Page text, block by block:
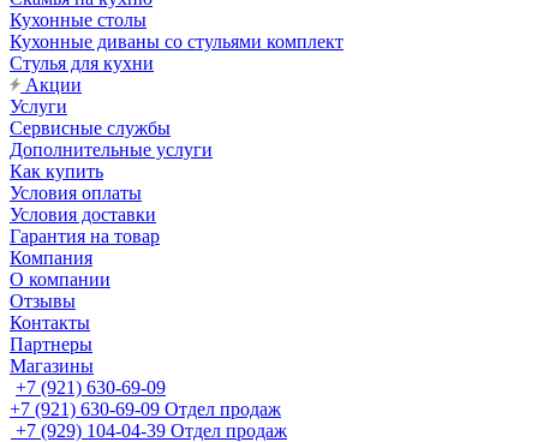
Кухонные столы
Кухонные диваны со стульями комплект
Стулья для кухни
Акции
Услуги
Сервисные службы
Дополнительные услуги
Как купить
Условия оплаты
Условия доставки
Гарантия на товар
Компания
О компании
Отзывы
Контакты
Партнеры
Магазины
+7 (921) 630-69-09
+7 (921) 630-69-09 Отдел продаж
+7 (929) 104-04-39 Отдел продаж